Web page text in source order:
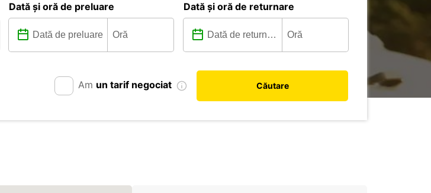
Dată și oră de preluare Dată și oră de returnare
Am un tarif negociat Căutare